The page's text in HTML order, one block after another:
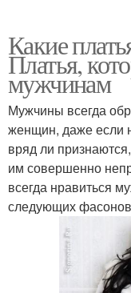
Какие
Платья,
мужчинам
Мужчины всегда
женщин, даже если
вряд ли
им совершенно
всегда нравиться
следующих